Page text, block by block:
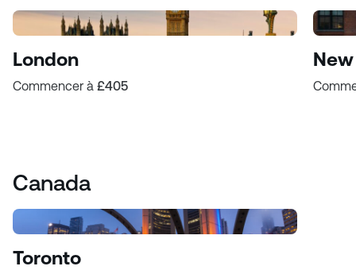
London
Commencer à £405
Canada
Toronto